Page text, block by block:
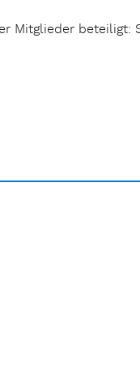
Mitglieder beteiligt: